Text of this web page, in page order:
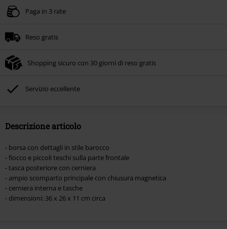
Paga in 3 rate
Reso gratis
Shopping sicuro con 30 giorni di reso gratis
Servizio eccellente
Descrizione articolo
- borsa con dettagli in stile barocco
- fiocco e piccoli teschi sulla parte frontale
- tasca posteriore con cerniera
- ampio scomparto principale con chiusura magnetica
- cerniera interna e tasche
- dimensioni: 36 x 26 x 11 cm circa